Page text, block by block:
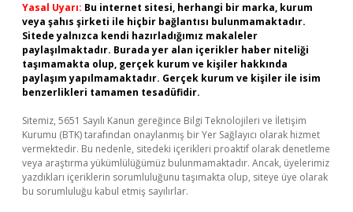
Yasal Uyarı: Bu internet sitesi, herhangi bir marka, kurum
veya şahıs şirketi ile hiçbir bağlantısı bulunmamaktadır.
Sitede yalnızca kendi hazırladığımız makaleler
paylaşılmaktadır. Burada yer alan içerikler haber niteliği
taşımamakta olup, gerçek kurum ve kişiler hakkında
paylaşım yapılmamaktadır. Gerçek kurum ve kişiler ile isim
benzerlikleri tamamen tesadüfidir.
Sitemiz, 5651 Sayılı Kanun gereğince Bilgi Teknolojileri ve İletişim
Kurumu (BTK) tarafından onaylanmış bir Yer Sağlayıcı olarak hizmet
vermektedir. Bu nedenle, sitedeki içerikleri proaktif olarak denetleme
veya araştırma yükümlülüğümüz bulunmamaktadır. Ancak, üyelerimiz
yazdıkları içeriklerin sorumluluğunu taşımakta olup, siteye üye olarak
bu sorumluluğu kabul etmiş sayılırlar.